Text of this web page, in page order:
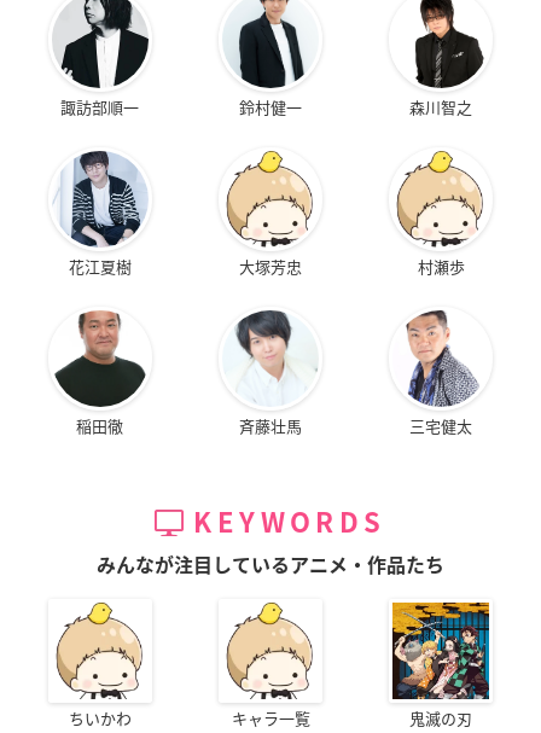
諏訪部順一 鈴村健一 森川智之
花江夏樹 大塚芳忠 村瀬歩
稲田徹 斉藤壮馬 三宅健太
KEYWORDS
みんなが注目しているアニメ・作品たち
ちいかわ キャラ一覧 鬼滅の刃